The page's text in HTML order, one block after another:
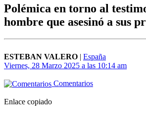
Polémica en torno al
hombre que asesinó a sus
ESTEBAN VALERO | España
Viernes, 28 Marzo 2025 a las 10:14 am
Comentarios
Enlace copiado